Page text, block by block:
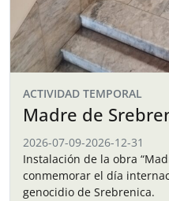
ACTIVIDAD TEMPORAL
Madre de
2026-07-09-2026-12-31
Instalación de la obra
conmemorar el día
genocidio de Srebrenica.